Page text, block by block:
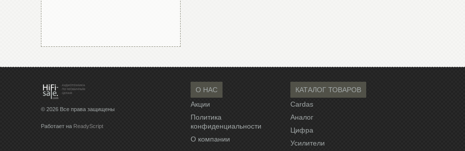
© 2026 Все права защищены
Работает на ReadyScript
О НАС
Акции
Политика
конфиденциальности
О компании
КАТАЛОГ ТОВАРОВ
Cardas
Аналог
Цифра
Усилители